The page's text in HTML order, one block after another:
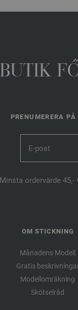
PRENUMERERA
ordervärde
OM STICKNING
Månadens Modell
Gratis
Modellomräkning
Skötselråd